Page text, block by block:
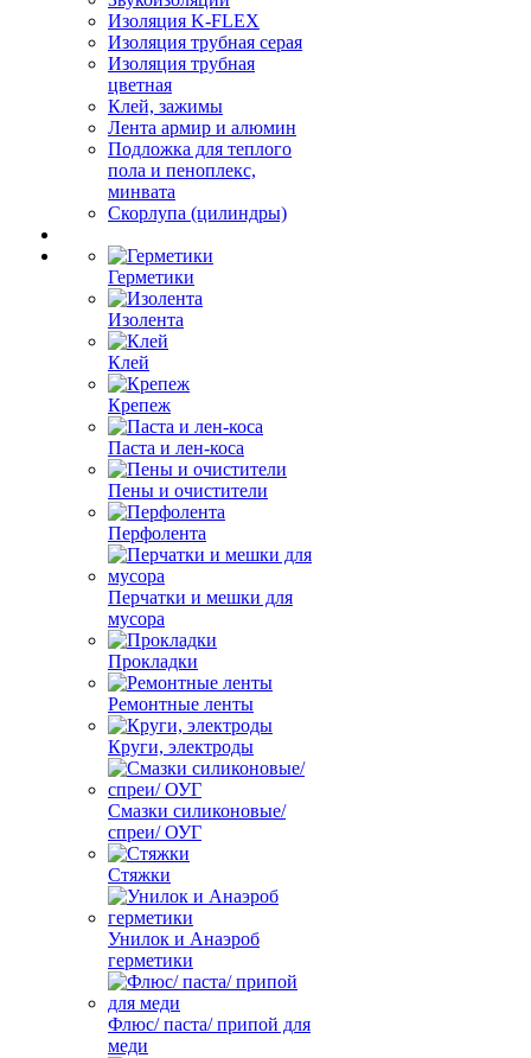
Изоляция K-FLEX
Изоляция трубная серая
Изоляция трубная
цветная
Клей, зажимы
Лента армир и алюмин
Подложка для теплого
пола и пеноплекс,
минвата
Скорлупа (цилиндры)
Герметики
Изолента
Клей
Крепеж
Паста и лен-коса
Пены и очистители
Перфолента
Перчатки и мешки для
мусора
Прокладки
Ремонтные ленты
Круги, электроды
Смазки силиконовые/
спреи/ ОУГ
Стяжки
Унилок и Анаэроб
герметики
Флюс/ паста/ припой для
меди